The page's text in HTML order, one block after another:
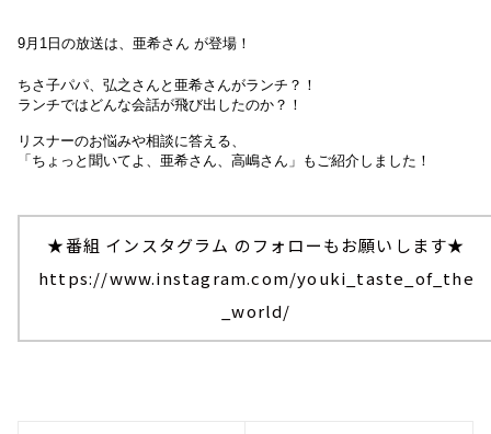
9月1日の放送は、 亜希さん が登場！
ちさ子パパ、弘之さんと亜希さんがランチ？！
ランチではどんな会話が飛び出したのか？！
リスナーのお悩みや相談に答える、
「ちょっと聞いてよ、亜希さん、高嶋さん」もご紹介しました！
★番組 インスタグラム のフォローもお願いします★
https://www.instagram.com/youki_taste_of_the
_world/